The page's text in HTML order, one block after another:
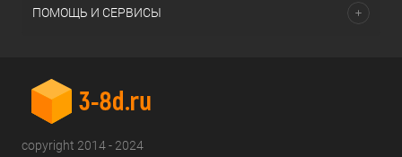
ПОМОЩЬ И СЕРВИСЫ
copyright 2014 - 2024